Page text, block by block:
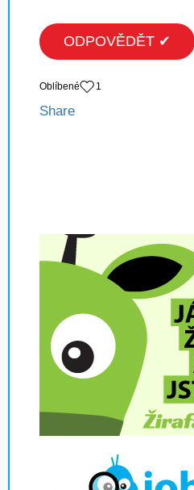
ODPOVĚDĚT ✔
Oblíbené 1
Share